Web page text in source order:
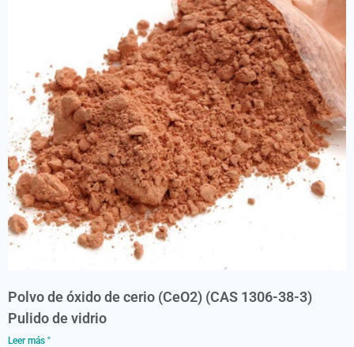
Polvo de óxido de cerio (CeO2) (CAS 1306-38-3)
Pulido de vidrio
Leer más "